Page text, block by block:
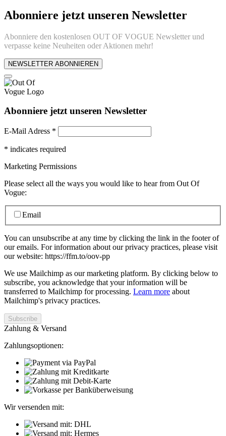
Abonniere jetzt unseren Newsletter
Abonniere den kostenlosen OUT OF VOGUE Newsletter und
verpasse keine Neuheiten oder Aktionen mehr!
NEWSLETTER ABONNIEREN
Abonniere jetzt unseren Newsletter
E-Mail Adress *
* indicates required
Marketing Permissions
Please select all the ways you would like to hear from Out Of
Vogue:
Email
You can unsubscribe at any time by clicking the link in the footer of
our emails. For information about our privacy practices, please visit
our website: https://ffm.to/oov-pp
We use Mailchimp as our marketing platform. By clicking below to
subscribe, you acknowledge that your information will be
transferred to Mailchimp for processing. Learn more about
Mailchimp's privacy practices.
Zahlung & Versand
Zahlungsoptionen:
Wir versenden mit: